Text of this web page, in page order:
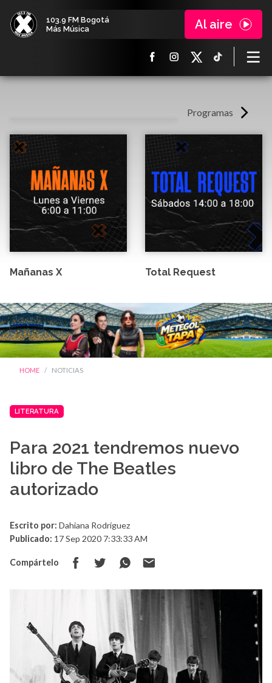
103.9 FM Bogotá
Más Música
Al aire
Programas
Mañanas X Total Request
HOME NOTICIAS
LITERATURA
Para 2021 tendremos nuevo
libro de The Beatles
autorizado
Escrito por: Dahiana Rodríguez
Publicado: 17 Sep 2020 7:33:33 AM
Compártelo